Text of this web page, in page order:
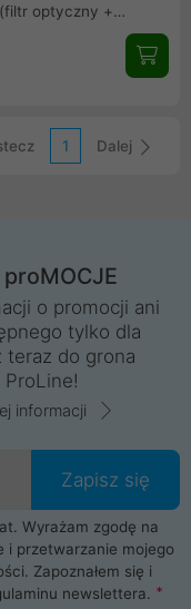
optyczny +
alertom świetlnym i
latarki,
szybkiego
1 Dalej
o promocji ani
tylko dla
teraz do grona
informacji
Zapisz się
Wyrażam zgodę na
i przetwarzanie mojego
Zapoznałem się i
newslettera.